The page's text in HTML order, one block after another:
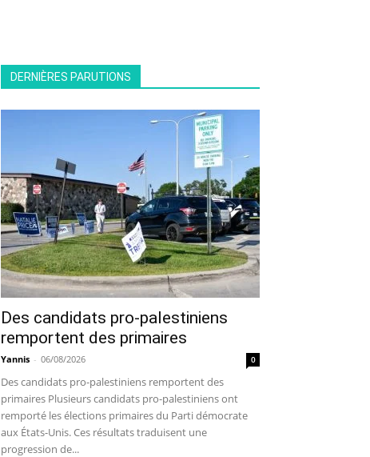
DERNIÈRES PARUTIONS
Des candidats pro-palestiniens
remportent des primaires
Yannis - 06/08/2026 0
Des candidats pro-palestiniens remportent des
primaires Plusieurs candidats pro-palestiniens ont
remporté les élections primaires du Parti démocrate
aux États-Unis. Ces résultats traduisent une
progression de...